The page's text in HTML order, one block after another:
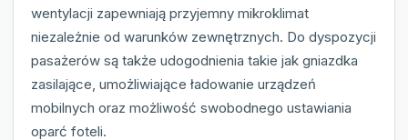
wentylacji zapewniają przyjemny mikroklimat
niezależnie od warunków zewnętrznych. Do dyspozycji
pasażerów są także udogodnienia takie jak gniazdka
zasilające, umożliwiające ładowanie urządzeń
mobilnych oraz możliwość swobodnego ustawiania
oparć foteli.